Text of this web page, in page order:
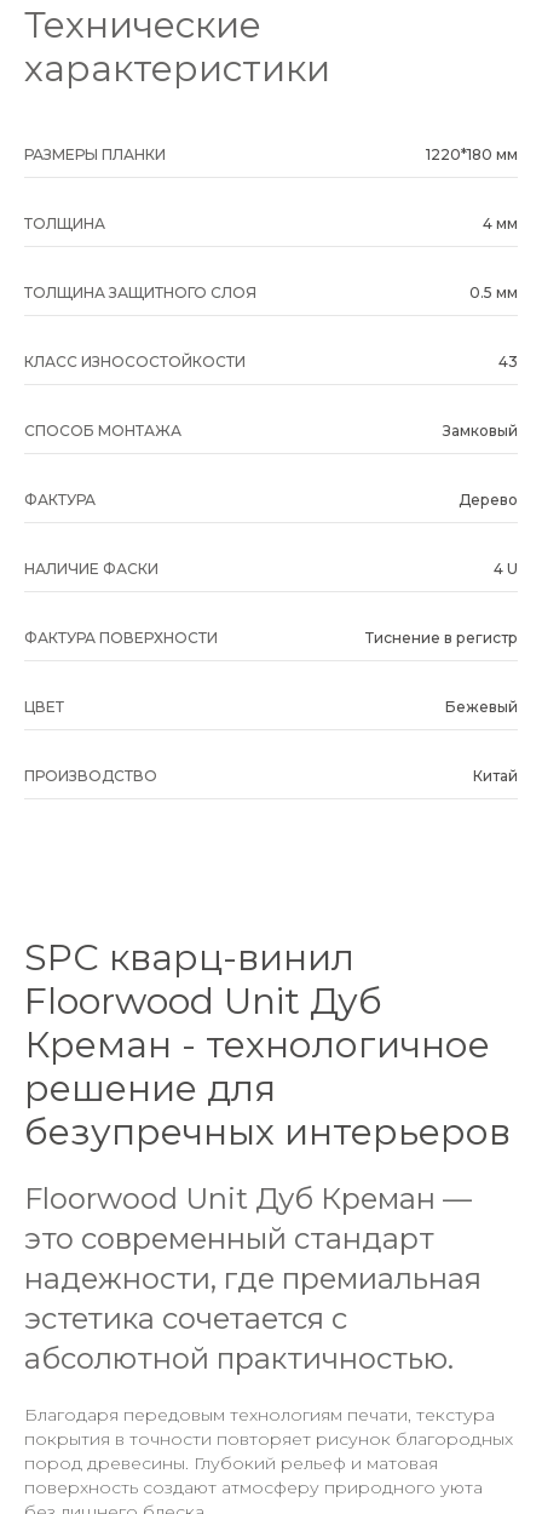
Технические
характеристики
РАЗМЕРЫ ПЛАНКИ 1220*180 мм
ТОЛЩИНА 4 мм
ТОЛЩИНА ЗАЩИТНОГО СЛОЯ 0.5 мм
КЛАСС ИЗНОСОСТОЙКОСТИ 43
СПОСОБ МОНТАЖА Замковый
ФАКТУРА Дерево
НАЛИЧИЕ ФАСКИ 4 U
ФАКТУРА ПОВЕРХНОСТИ Тиснение в регистр
ЦВЕТ Бежевый
ПРОИЗВОДСТВО Китай
SPC кварц-винил
Floorwood Unit Дуб
Креман - технологичное
решение для
безупречных интерьеров
Floorwood Unit Дуб Креман —
это современный стандарт
надежности, где премиальная
эстетика сочетается с
абсолютной практичностью.
Благодаря передовым технологиям печати, текстура
покрытия в точности повторяет рисунок благородных
пород древесины. Глубокий рельеф и матовая
поверхность создают атмосферу природного уюта